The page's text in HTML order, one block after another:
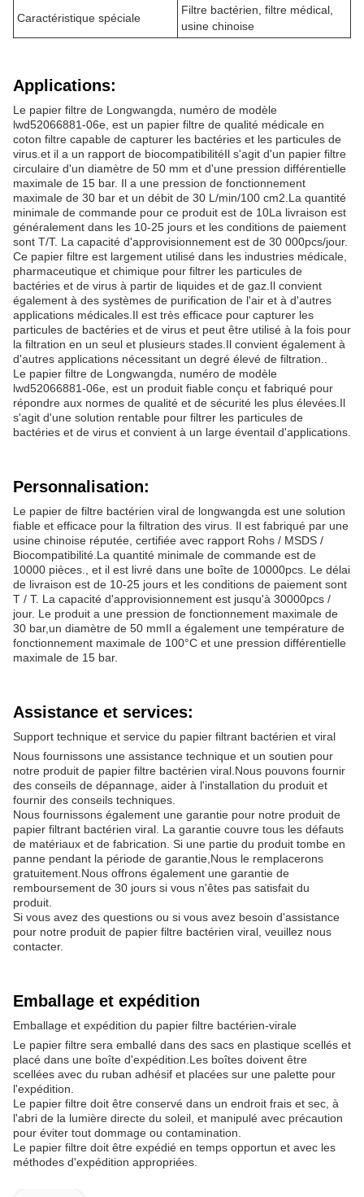
Caractéristique spéciale
Filtre bactérien, filtre médical,
usine chinoise
Applications:
Le papier filtre de Longwangda, numéro de modèle
lwd52066881-06e, est un papier filtre de qualité médicale en
coton filtre capable de capturer les bactéries et les particules de
virus.et il a un rapport de biocompatibilitéIl s'agit d'un papier filtre
circulaire d'un diamètre de 50 mm et d'une pression différentielle
maximale de 15 bar. Il a une pression de fonctionnement
maximale de 30 bar et un débit de 30 L/min/100 cm2.La quantité
minimale de commande pour ce produit est de 10La livraison est
généralement dans les 10-25 jours et les conditions de paiement
sont T/T. La capacité d'approvisionnement est de 30 000pcs/jour.
Ce papier filtre est largement utilisé dans les industries médicale,
pharmaceutique et chimique pour filtrer les particules de
bactéries et de virus à partir de liquides et de gaz.Il convient
également à des systèmes de purification de l'air et à d'autres
applications médicales.Il est très efficace pour capturer les
particules de bactéries et de virus et peut être utilisé à la fois pour
la filtration en un seul et plusieurs stades.Il convient également à
d'autres applications nécessitant un degré élevé de filtration..
Le papier filtre de Longwangda, numéro de modèle
lwd52066881-06e, est un produit fiable conçu et fabriqué pour
répondre aux normes de qualité et de sécurité les plus élevées.Il
s'agit d'une solution rentable pour filtrer les particules de
bactéries et de virus et convient à un large éventail d'applications.
Personnalisation:
Le papier de filtre bactérien viral de longwangda est une solution
fiable et efficace pour la filtration des virus. Il est fabriqué par une
usine chinoise réputée, certifiée avec rapport Rohs / MSDS /
Biocompatibilité.La quantité minimale de commande est de
10000 pièces., et il est livré dans une boîte de 10000pcs. Le délai
de livraison est de 10-25 jours et les conditions de paiement sont
T / T. La capacité d'approvisionnement est jusqu'à 30000pcs /
jour. Le produit a une pression de fonctionnement maximale de
30 bar,un diamètre de 50 mmIl a également une température de
fonctionnement maximale de 100°C et une pression différentielle
maximale de 15 bar.
Assistance et services:
Support technique et service du papier filtrant bactérien et viral
Nous fournissons une assistance technique et un soutien pour
notre produit de papier filtre bactérien viral.Nous pouvons fournir
des conseils de dépannage, aider à l'installation du produit et
fournir des conseils techniques.
Nous fournissons également une garantie pour notre produit de
papier filtrant bactérien viral. La garantie couvre tous les défauts
de matériaux et de fabrication. Si une partie du produit tombe en
panne pendant la période de garantie,Nous le remplacerons
gratuitement.Nous offrons également une garantie de
remboursement de 30 jours si vous n'êtes pas satisfait du
produit.
Si vous avez des questions ou si vous avez besoin d'assistance
pour notre produit de papier filtre bactérien viral, veuillez nous
contacter.
Emballage et expédition
Emballage et expédition du papier filtre bactérien-virale
Le papier filtre sera emballé dans des sacs en plastique scellés et
placé dans une boîte d'expédition.Les boîtes doivent être
scellées avec du ruban adhésif et placées sur une palette pour
l'expédition.
Le papier filtre doit être conservé dans un endroit frais et sec, à
l'abri de la lumière directe du soleil, et manipulé avec précaution
pour éviter tout dommage ou contamination.
Le papier filtre doit être expédié en temps opportun et avec les
méthodes d'expédition appropriées.